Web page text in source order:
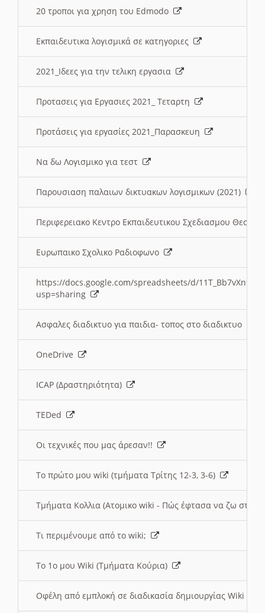
20 τροποι για χρηση του Edmodo
Εκπαιδευτικα λογισμικά σε κατηγοριες
2021_Ιδεες για την τελικη εργασια
Προτασεις για Εργασιες 2021_ Τεταρτη
Προτάσεις για εργασίες 2021_Παρασκευη
Να δω Λογισμικο για τεστ
Παρουσιαση παλαιων δικτυακων λογισμικων (2021)
Περιφερειακο Κεντρο Εκπαιδευτικου Σχεδιασμου
Ευρωπαικο Σχολικο Ραδιοφωνο
https://docs.google.com/spreadsheets/d/
usp=sharing
Ασφαλες διαδικτυο για παιδια- τοπος στο διαδικτυο
OneDrive
ICAP (Δραστηριότητα)
TEDed
Οι τεχνικές που μας άρεσαν!!
Το πρώτο μου wiki (τμήματα Τρίτης 12-3, 3-6)
Τμήματα Κολλια (Ατομικο wiki - Πώς έφτασα να ζω στην
Τι περιμένουμε από το wiki;
Το 1ο μου Wiki (Τμήματα Κούρια)
Οφέλη από εμπλοκή σε διαδικασία δημιουργίας Wiki